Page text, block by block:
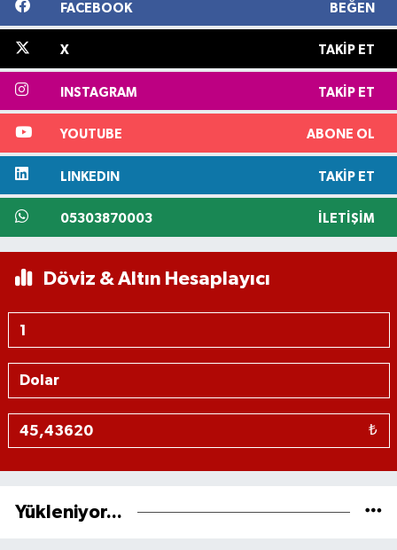
FACEBOOK BEĞEN
X TAKIP ET
INSTAGRAM TAKIP ET
YOUTUBE ABONE OL
LINKEDIN TAKIP ET
05303870003 İLETIŞIM
Döviz & Altın Hesaplayıcı
₺
Yükleniyor...